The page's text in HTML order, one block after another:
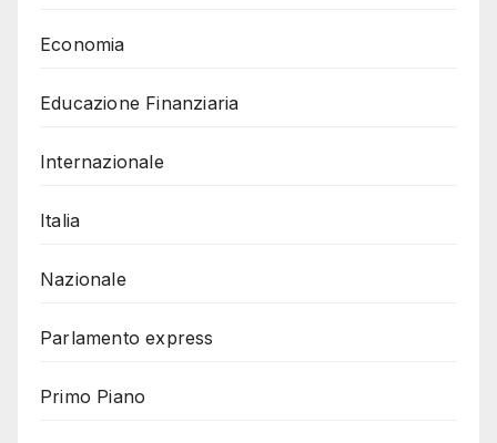
Economia
Educazione Finanziaria
Internazionale
Italia
Nazionale
Parlamento express
Primo Piano